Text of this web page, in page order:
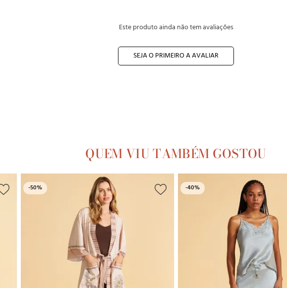
Este produto ainda não tem avaliações
SEJA O PRIMEIRO A AVALIAR
QUEM VIU TAMBÉM GOSTOU
-50% -40%